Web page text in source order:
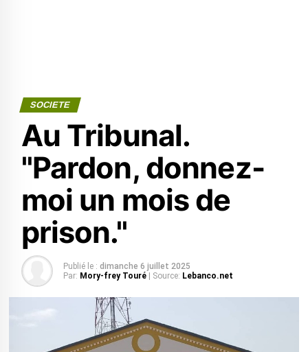
SOCIETE
Au Tribunal.
"Pardon, donnez-
moi un mois de
prison."
Publié le : dimanche 6 juillet 2025
Par: Mory-frey Touré | Source: Lebanco.net